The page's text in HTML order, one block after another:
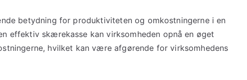
betydning for produktiviteten og omkostningerne i en
effektiv skærekasse kan virksomheden opnå en øget
hvilket kan være afgørende for virksomhedens